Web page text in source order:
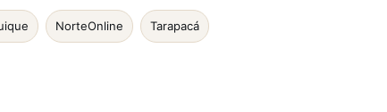
NorteOnline Tarapacá